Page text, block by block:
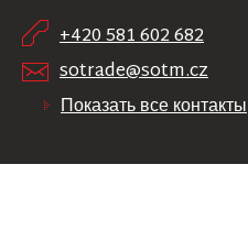
+420 581 602 682
sotrade@sotm.cz
Показать все контакты